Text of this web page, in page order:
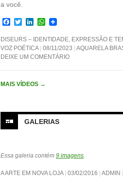
a você.
F
c
e
b
o
o
T
i
t
t
e
r
L
n
k
e
d
I
W
a
t
s
A
p
DISEURS – IDENTIDADE, EXPRESSÃO E
VOZ POÉTICA
08/11/2023
AQUARELA
DEIXE UM COMENTÁRIO
MAIS VÍDEOS →
GALERIAS
Essa galeria contém 9 imagens
A ARTE EM NOVA LOJA 03/02/2016 ADMIN